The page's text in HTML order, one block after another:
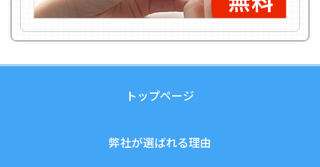
トップページ
弊社が選ばれる理由